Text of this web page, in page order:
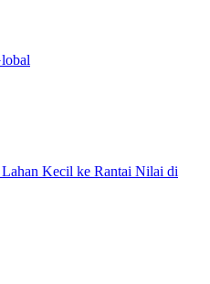
Kecil ke Rantai Nilai di